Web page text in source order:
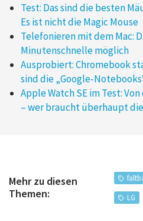
Test: Das sind die besten
Es ist nicht die Magic Mouse
Telefonieren mit dem Mac:
Minutenschnelle möglich
Ausprobiert: Chromebook
sind die „Google-
Apple Watch SE im Test:
– wer braucht überhaupt
Mehr zu diesen
Themen:
LG